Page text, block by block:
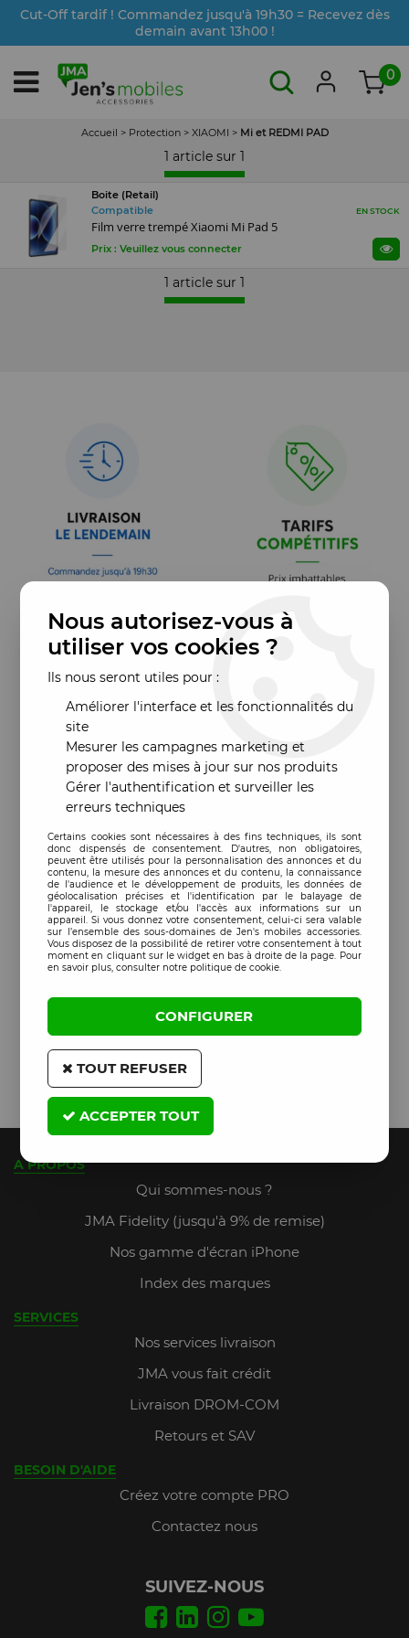
Cut-Off tardif ! Commandez jusqu'à 19h30 = Recevez dès
demain avant 13h00 !
0
Accueil > Protection > XIAOMI > Mi et REDMI PAD
1 article sur 1
Boite (Retail)
Compatible
EN STOCK
Film verre trempé Xiaomi Mi Pad 5
Prix : Veuillez vous connecter
1 article sur 1
A PROPOS
Qui sommes-nous ?
JMA Fidelity (jusqu'à 9% de remise)
Nos gamme d'écran iPhone
Index des marques
SERVICES
Nos services livraison
JMA vous fait crédit
Livraison DROM-COM
Retours et SAV
BESOIN D'AIDE
Créez votre compte PRO
Contactez nous
SUIVEZ-NOUS
Nous autorisez-vous à
utiliser vos cookies ?
Ils nous seront utiles pour :
Améliorer l'interface et les fonctionnalités du
site
Mesurer les campagnes marketing et
proposer des mises à jour sur nos produits
Gérer l'authentification et surveiller les
erreurs techniques
Certains cookies sont nécessaires à des fins techniques, ils sont
donc dispensés de consentement. D'autres, non obligatoires,
peuvent être utilisés pour la personnalisation des annonces et du
contenu, la mesure des annonces et du contenu, la connaissance
de l'audience et le développement de produits, les données de
géolocalisation précises et l'identification par le balayage de
l'appareil, le stockage et/ou l'accès aux informations sur un
appareil. Si vous donnez votre consentement, celui-ci sera valable
sur l’ensemble des sous-domaines de Jen's mobiles accessories.
Vous disposez de la possibilité de retirer votre consentement à tout
moment en cliquant sur le widget en bas à droite de la page. Pour
en savoir plus, consulter notre politique de cookie.
CONFIGURER
TOUT REFUSER
ACCEPTER TOUT